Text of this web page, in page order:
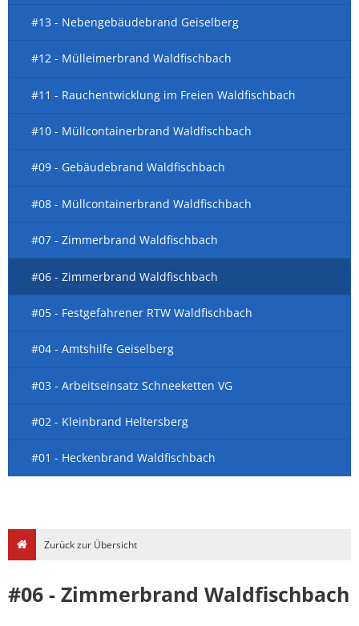
#13 - Nebengebäudebrand Geiselberg
#12 - Mülleimerbrand Waldfischbach
#11 - Rauchentwicklung im Freien Waldfischbach
#10 - Müllcontainerbrand Waldfischbach
#09 - Gebäudebrand Waldfischbach
#08 - Müllcontainerbrand Waldfischbach
#07 - Zimmerbrand Waldfischbach
#06 - Zimmerbrand Waldfischbach
#05 - Festgefahrener RTW Waldfischbach
#04 - Amtshilfe Geiselberg
#03 - Arbeitseinsatz Schneeketten VG
#02 - Kleinbrand Heltersberg
#01 - Heckenbrand Waldfischbach
Zurück zur Übersicht
#06 - Zimmerbrand Waldfischbach